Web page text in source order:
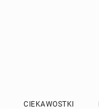
CIEKAWOSTKI